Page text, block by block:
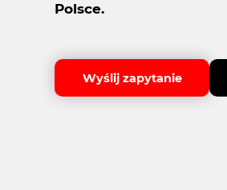
Polsce.
Wyślij zapytanie